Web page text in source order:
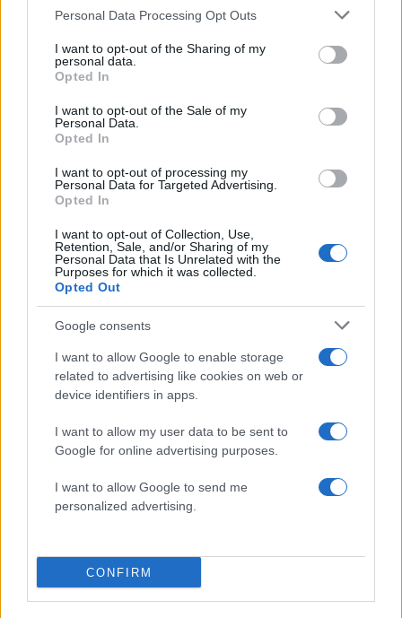
Please note that this website/app uses one or more Google
not limited to your visit or usage behaviour. You may click to
grant or deny consent to Google and its third-party tags to
use your data for below specified purposes in below Google
consent section.
Personal Data Processing Opt Outs
I want to opt-out of the Sharing of my
personal data.
Opted In
I want to opt-out of the Sale of my
Personal Data.
Opted In
I want to opt-out of processing my
Personal Data for Targeted Advertising.
Opted In
I want to opt-out of Collection, Use,
Retention, Sale, and/or Sharing of my
Personal Data that Is Unrelated with the
Purposes for which it was collected.
Opted Out
Google consents
I want to allow Google to enable storage
related to advertising like cookies on web or
device identifiers in apps.
I want to allow my user data to be sent to
Google for online advertising purposes.
I want to allow Google to send me
personalized advertising.
CONFIRM
Σχόλια
Σχολίασε εδώ
50 /50
Αν τα χάσατε
Λέρος: 18χρονος
τον 50χρονο πατέρα του
μετά από τσακωμό
τραύματα στην